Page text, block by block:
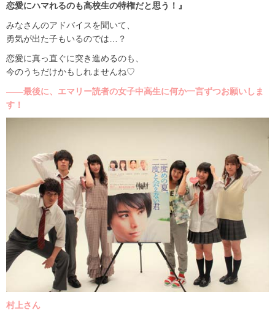
恋愛にハマれるのも高校生の特権だと思う！』
みなさんのアドバイスを聞いて、
勇気が出た子もいるのでは…？
恋愛に真っ直ぐに突き進めるのも、
今のうちだけかもしれませんね♡
――最後に、エマリー読者の女子中高生に何か一言ずつお願いしま
す！
村上さん